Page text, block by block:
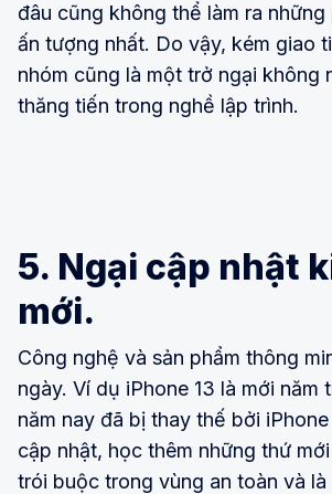
đâu cũng không thể làm ra những
ấn tượng nhất. Do vậy, kém giao
nhóm cũng là một trở ngại không
thăng tiến trong nghề lập trình.
5. Ngại cập nhật
mới.
Công nghệ và sản phẩm thông
ngày. Ví dụ iPhone 13 là mới năm
năm nay đã bị thay thế bởi iPhone
cập nhật, học thêm những thứ
trói buộc trong vùng an toàn và